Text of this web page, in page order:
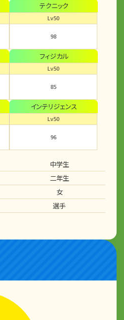
テクニック
Lv50
98
フィジカル
Lv50
85
インテリジェンス
Lv50
96
中学生
二年生
女
選手